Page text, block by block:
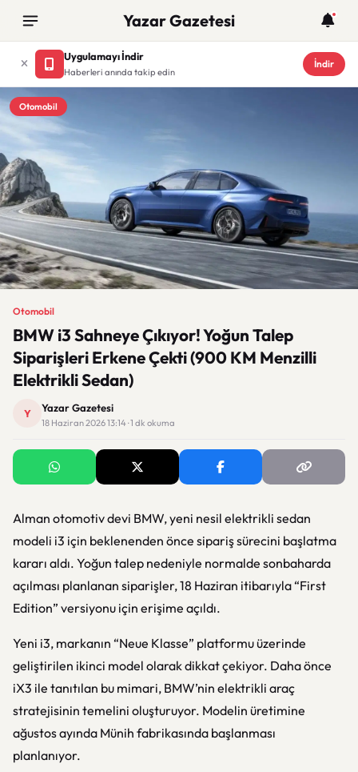
Yazar Gazetesi
Uygulamayı İndir
Haberleri anında takip edin
İndir
Otomobil
Otomobil
BMW i3 Sahneye Çıkıyor! Yoğun Talep
Siparişleri Erkene Çekti (900 KM Menzilli
Elektrikli Sedan)
Y Yazar Gazetesi
18 Haziran 2026 13:14 · 1 dk okuma
Alman otomotiv devi BMW, yeni nesil elektrikli sedan
modeli i3 için beklenenden önce sipariş sürecini başlatma
kararı aldı. Yoğun talep nedeniyle normalde sonbaharda
açılması planlanan siparişler, 18 Haziran itibarıyla “First
Edition” versiyonu için erişime açıldı.
Yeni i3, markanın “Neue Klasse” platformu üzerinde
geliştirilen ikinci model olarak dikkat çekiyor. Daha önce
iX3 ile tanıtılan bu mimari, BMW’nin elektrikli araç
stratejisinin temelini oluşturuyor. Modelin üretimine
ağustos ayında Münih fabrikasında başlanması
planlanıyor.